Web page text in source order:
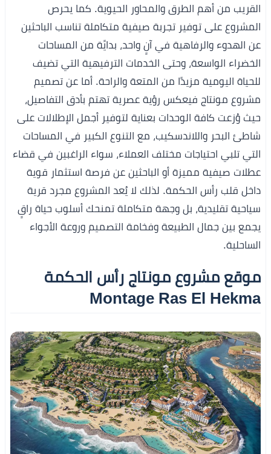
القريب من أهم الطرق والمحاور الحيوية. كما يحرص
المشروع على توفير تجربة صيفية متكاملة تناسب الباحثين
عن الهدوء والرفاهية في آنٍ واحد، بدايًة من المساحات
الخضراء الواسعة، وحتى الخدمات الترفيهية التي تضيف
للحياة اليومية مزيدًا من المتعة والراحة. أما عن تصميم
مشروع مونتاج فيعكس رؤية عصرية تهتم بأدق التفاصيل،
حيث وُزعت كافة الوحدات بعناية لتوفير أجمل الإطلالات على
شاطئ البحر واللاندسكيب، مع التنوع الكبير في المساحات
التي تلبي احتياجات مختلف العملاء، سواء الراغبين في قضاء
عطلات صيفية مميزة أو الباحثين عن فرصة استثمار قوية
داخل قلب رأس الحكمة. لذلك لا يُعد المشروع مجرد قرية
سياحية تقليدية، بل وجهة متكاملة تمنحك أسلوب حياة راقٍ
يجمع بين جمال الطبيعة وفخامة التصميم وروعة الأجواء
الساحلية.
موقع مشروع مونتاج رأس الحكمة
Montage Ras El Hekma